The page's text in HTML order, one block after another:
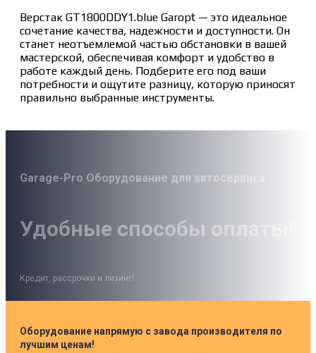
Верстак GT1800DDY1.blue Garopt — это идеальное
сочетание качества, надежности и доступности. Он
станет неотъемлемой частью обстановки в вашей
мастерской, обеспечивая комфорт и удобство в
работе каждый день. Подберите его под ваши
потребности и ощутите разницу, которую приносят
правильно выбранные инструменты.
Garage-Pro Оборудование для автосервиса
Удобные способы оплаты!
Кредит, рассрочки и лизинг!
Оборудование напрямую с завода производителя по
лучшим ценам!